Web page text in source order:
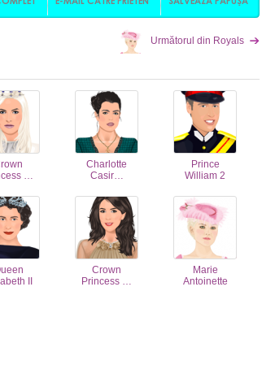
Următorul din Royals
…
Charlotte
Casir…
Prince
William 2
II
Crown
Princess …
Marie
Antoinette